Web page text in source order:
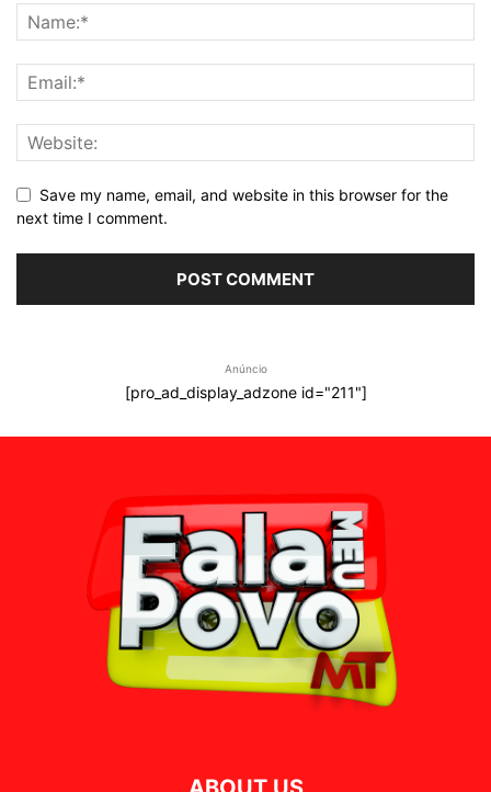
Save my name, email, and website in this browser for the
next time I comment.
Anúncio
[pro_ad_display_adzone id="211"]